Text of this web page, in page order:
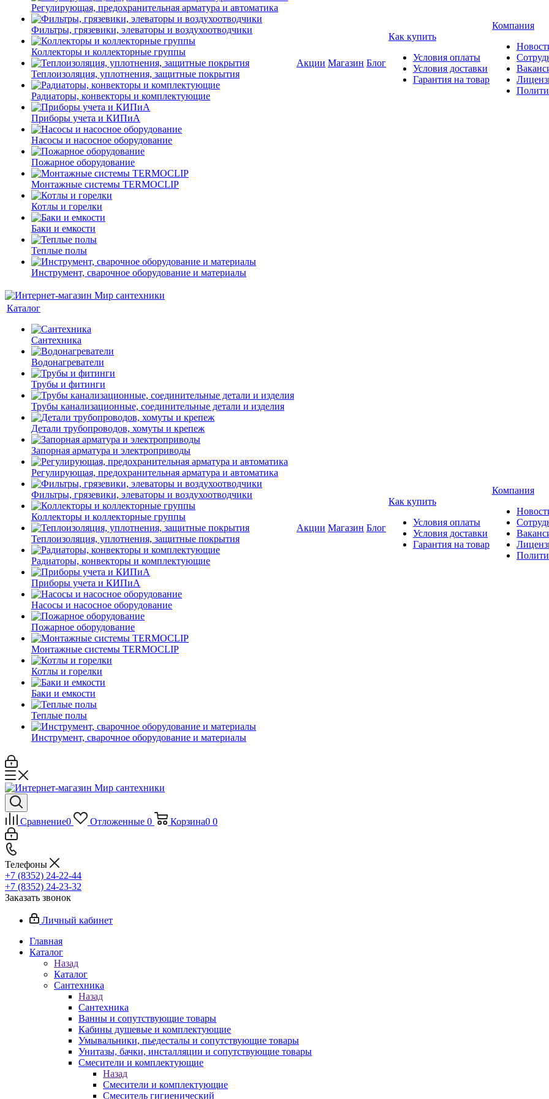
Регулирующая, предохранительная арматура и автоматика
Фильтры, грязевики, элеваторы и воздухоотводчики
Коллекторы и коллекторные группы
Теплоизоляция, уплотнения, защитные покрытия
Радиаторы, конвекторы и комплектующие
Приборы учета и КИПиА
Насосы и насосное оборудование
Пожарное оборудование
Монтажные системы TERMOCLIP
Котлы и горелки
Баки и емкости
Теплые полы
Инструмент, сварочное оборудование и материалы
Акции Магазин Блог
Как купить
Условия оплаты
Условия доставки
Гарантия на товар
Компания
Каталог
Сантехника
Водонагреватели
Трубы и фитинги
Трубы канализационные, соединительные детали и изделия
Детали трубопроводов, хомуты и крепеж
Запорная арматура и электроприводы
Регулирующая, предохранительная арматура и автоматика
Фильтры, грязевики, элеваторы и воздухоотводчики
Коллекторы и коллекторные группы
Теплоизоляция, уплотнения, защитные покрытия
Радиаторы, конвекторы и комплектующие
Приборы учета и КИПиА
Насосы и насосное оборудование
Пожарное оборудование
Монтажные системы TERMOCLIP
Котлы и горелки
Баки и емкости
Теплые полы
Инструмент, сварочное оборудование и материалы
Акции Магазин Блог
Как купить
Условия оплаты
Условия доставки
Гарантия на товар
Компания
Сравнение0 Отложенные 0 Корзина0 0
Телефоны
+7 (8352) 24-22-44
+7 (8352) 24-23-32
Заказать звонок
Личный кабинет
Главная
Каталог
Назад
Каталог
Сантехника
Назад
Сантехника
Ванны и сопутствующие товары
Кабины душевые и комплектующие
Умывальники, пьедесталы и сопутствующие товары
Унитазы, бачки, инсталляции и сопутствующие товары
Смесители и комплектующие
Назад
Смесители и комплектующие
Смеситель гигиенический